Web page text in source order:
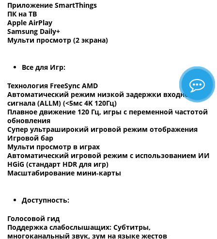
Приложение SmartThings
ПК на ТВ
Apple AirPlay
Samsung Daily+
Мульти просмотр (2 экрана)
Все для Игр:
Технология FreeSync AMD
Автоматический режим низкой задержки входного
сигнала (ALLM) (<5мс 4K 120Гц)
Плавное движение 120 Гц, игры с переменной частотой
обновления
Супер ультраширокий игровой режим отображения
Игровой бар
Мульти просмотр в играх
Автоматический игровой режим с использованием ИИ
HGiG (стандарт HDR для игр)
Масштабирование мини‑карты
Доступность:
Голосовой гид
Поддержка слабослышащих: Субтитры,
многоканальный звук, зум на языке жестов